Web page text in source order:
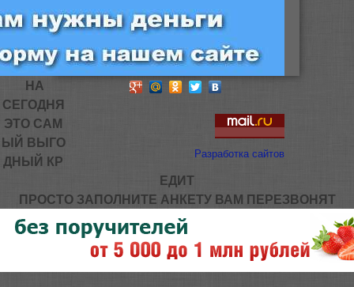
Разработка сайтов
НА
СЕГОДНЯ
ЭТО САМ
ЫЙ ВЫГО
ДНЫЙ КР
ЕДИТ
ПРОСТО ЗАПОЛНИТЕ АНКЕТУ ВАМ ПЕРЕЗВОНЯТ